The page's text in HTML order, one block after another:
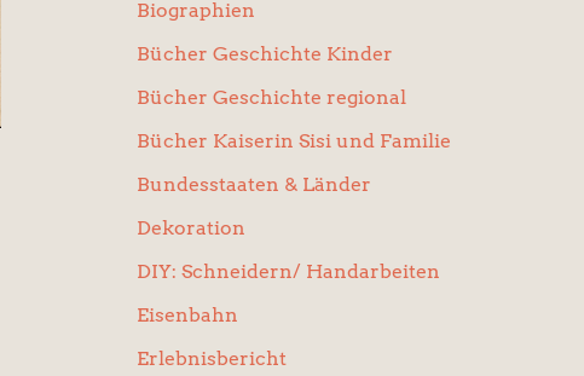
Biographien
Bücher Geschichte Kinder
Bücher Geschichte regional
Bücher Kaiserin Sisi und Familie
Bundesstaaten & Länder
Dekoration
DIY: Schneidern/ Handarbeiten
Eisenbahn
Erlebnisbericht